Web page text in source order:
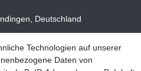
Deutschland
Technologien auf unserer
Daten von